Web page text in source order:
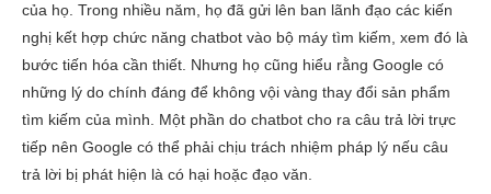
của họ. Trong nhiều năm, họ đã gửi lên ban lãnh đạo các kiến
nghị kết hợp chức năng chatbot vào bộ máy tìm kiếm, xem đó là
bước tiến hóa cần thiết. Nhưng họ cũng hiểu rằng Google có
những lý do chính đáng để không vội vàng thay đổi sản phẩm
tìm kiếm của mình. Một phần do chatbot cho ra câu trả lời trực
tiếp nên Google có thể phải chịu trách nhiệm pháp lý nếu câu
trả lời bị phát hiện là có hại hoặc đạo văn.